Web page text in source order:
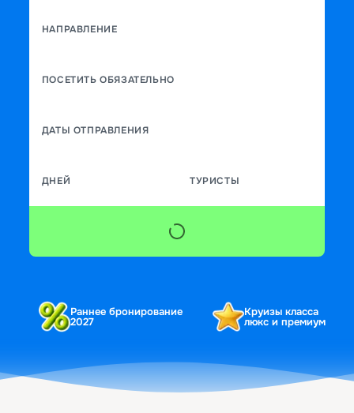
НАПРАВЛЕНИЕ
ПОСЕТИТЬ ОБЯЗАТЕЛЬНО
ДАТЫ ОТПРАВЛЕНИЯ
ДНЕЙ ТУРИСТЫ
Раннее бронирование
2027
Круизы класса
люкс и премиум